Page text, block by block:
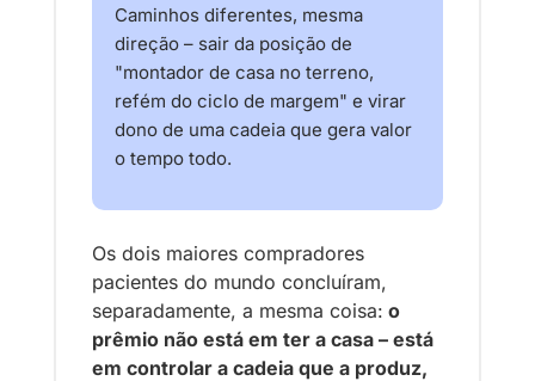
Caminhos diferentes, mesma
direção – sair da posição de
"montador de casa no terreno,
refém do ciclo de margem" e virar
dono de uma cadeia que gera valor
o tempo todo.
Os dois maiores compradores
pacientes do mundo concluíram,
separadamente, a mesma coisa: o
prêmio não está em ter a casa – está
em controlar a cadeia que a produz,